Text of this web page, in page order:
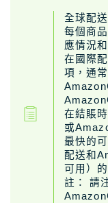
全球配
每個商
應情況
在國際
項，通
在結賬
或
最快的
配送和
可用）
註： 請